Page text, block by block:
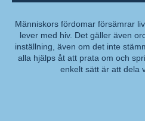
Kommentar:
Människors fördomar försämrar
lever med hiv. Det gäller även
inställning, även om det inte
alla hjälps åt att prata om och
enkelt sätt är att dela